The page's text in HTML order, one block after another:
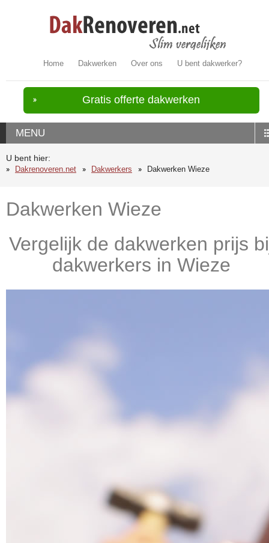
Home Dakwerken Over ons U bent dakwerker?
Gratis offerte dakwerken
MENU
U bent hier:
Dakrenoveren.net
Dakwerkers Dakwerken Wieze
Dakwerken Wieze
Vergelijk de dakwerken prijs
dakwerkers in Wieze